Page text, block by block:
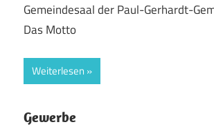
Gemeindesaal der Paul-Gerhardt-
Das Motto
Weiterlesen
Gewerbe